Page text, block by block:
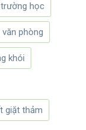
học
phòng
khói
giặt thảm